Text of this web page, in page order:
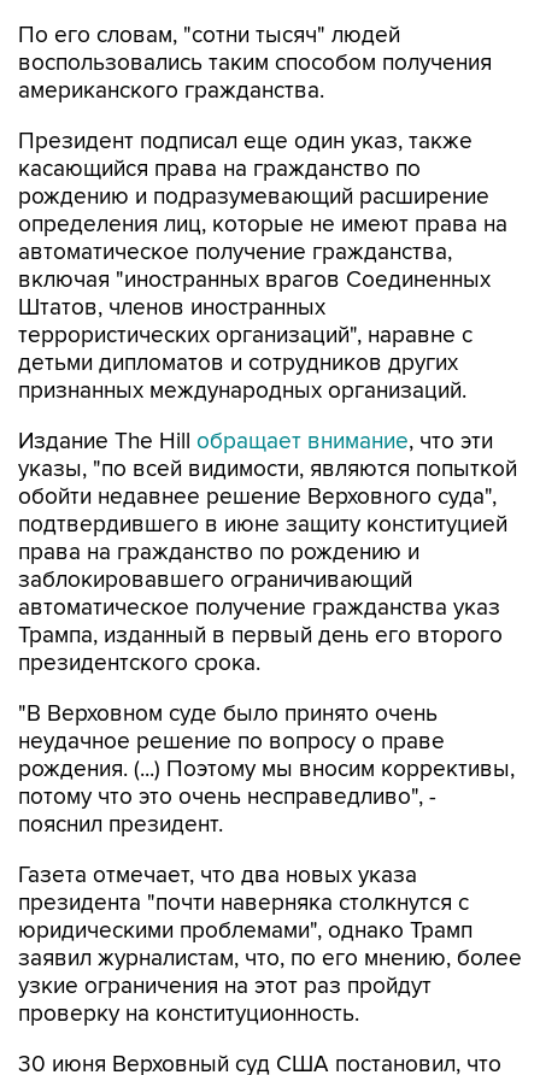
По его словам, "сотни тысяч" людей
воспользовались таким способом получения
американского гражданства.
Президент подписал еще один указ, также
касающийся права на гражданство по
рождению и подразумевающий расширение
определения лиц, которые не имеют права на
автоматическое получение гражданства,
включая "иностранных врагов Соединенных
Штатов, членов иностранных
террористических организаций", наравне с
детьми дипломатов и сотрудников других
признанных международных организаций.
Издание The Hill обращает внимание, что эти
указы, "по всей видимости, являются попыткой
обойти недавнее решение Верховного суда",
подтвердившего в июне защиту конституцией
права на гражданство по рождению и
заблокировавшего ограничивающий
автоматическое получение гражданства указ
Трампа, изданный в первый день его второго
президентского срока.
"В Верховном суде было принято очень
неудачное решение по вопросу о праве
рождения. (...) Поэтому мы вносим коррективы,
потому что это очень несправедливо", -
пояснил президент.
Газета отмечает, что два новых указа
президента "почти наверняка столкнутся с
юридическими проблемами", однако Трамп
заявил журналистам, что, по его мнению, более
узкие ограничения на этот раз пройдут
проверку на конституционность.
30 июня Верховный суд США постановил, что